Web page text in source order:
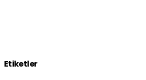
Etiketler